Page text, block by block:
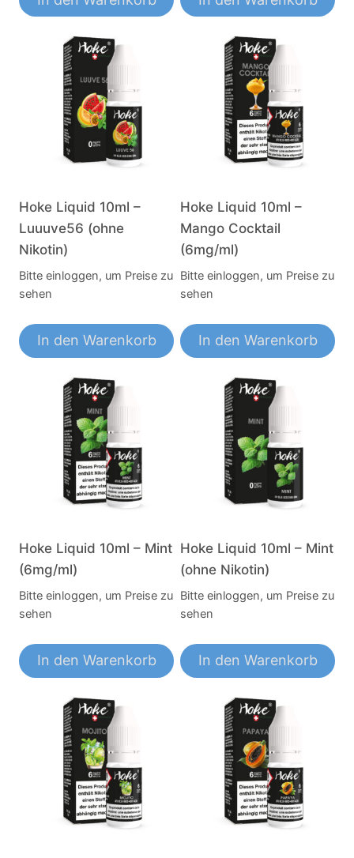
Hoke Liquid 10ml –
Luuuve56 (ohne
Nikotin)
Bitte einloggen, um Preise zu
sehen
In den Warenkorb
Hoke Liquid 10ml –
Mango Cocktail
(6mg/ml)
Bitte einloggen, um Preise zu
sehen
In den Warenkorb
Hoke Liquid 10ml – Mint
(6mg/ml)
Bitte einloggen, um Preise zu
sehen
In den Warenkorb
Hoke Liquid 10ml – Mint
(ohne Nikotin)
Bitte einloggen, um Preise zu
sehen
In den Warenkorb